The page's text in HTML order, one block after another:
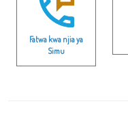
Fatwa kwa njia ya
Simu